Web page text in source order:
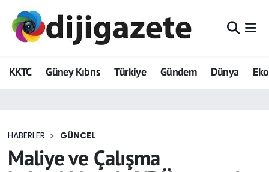
KKTC Güney Kıbrıs Türkiye Gündem Dünya
HABERLER GÜNCEL
Maliye ve Çalışma
ADVERTORIAL
Dijigazete
Eğitim
Ekonomi
Hava Durumu
Trafik Durumu
Tüm Manşetler
Son Dakika Haberleri